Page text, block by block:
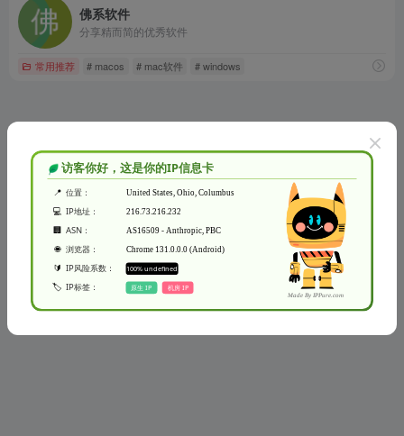
佛系软件
分享精而简的优秀软件
常用推荐 # macos # mac软件 # windows
没有了